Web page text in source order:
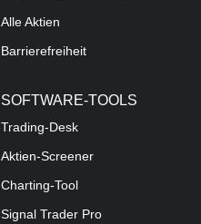
Alle Aktien
Barrierefreiheit
SOFTWARE-TOOLS
Trading-Desk
Aktien-Screener
Charting-Tool
Signal Trader Pro